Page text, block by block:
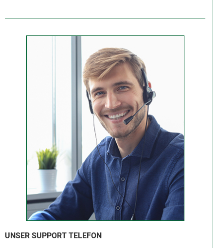
UNSER SUPPORT TELEFON